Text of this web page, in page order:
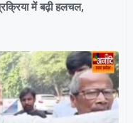
में बढ़ी हलचल,